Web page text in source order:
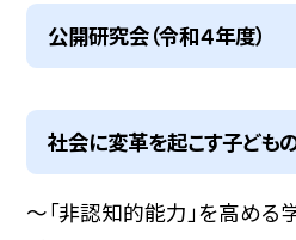
公開研究会（令和４年度）
社会に変革を起こす子ど
〜「非認知的能力」を高める